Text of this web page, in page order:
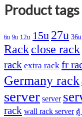
Product tags
6u 9u 12u 15u 27u 36u
Rackclose rack
rack extra rack fr
Germany rack
server server
rack wall rack server ตู้